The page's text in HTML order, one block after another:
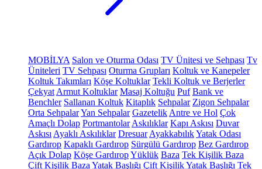
MOBİLYA Salon ve Oturma Odası TV Ünitesi ve Sehpası Tv
Üniteleri TV Sehpası Oturma Grupları Koltuk ve Kanepeler
Koltuk Takımları Köşe Koltuklar Tekli Koltuk ve Berjerler
Çekyat Armut Koltuklar Masaj Koltuğu Puf Bank ve
Benchler Sallanan Koltuk Kitaplık Sehpalar Zigon Sehpalar
Orta SehpalarYan Sehpalar Gazetelik Antre ve Hol Çok
Amaçlı Dolap Portmantolar Askılıklar Kapı Askısı Duvar
Askısı Ayaklı Askılıklar Dresuar AyakkabılıkYatak Odası
Gardırop Kapaklı Gardırop Sürgülü Gardırop Bez Gardırop
Açık Dolap Köşe GardıropYüklük Baza Tek Kişilik Baza
Çift Kişilik Baza Yatak Başlığı Çift Kişilik Yatak Başlığı Tek